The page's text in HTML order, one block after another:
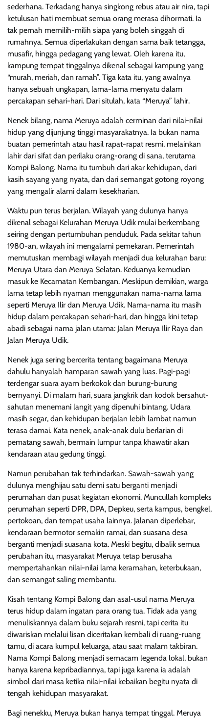
sederhana. Terkadang hanya singkong rebus atau air nira, tapi
ketulusan hati membuat semua orang merasa dihormati. Ia
tak pernah memilih-milih siapa yang boleh singgah di
rumahnya. Semua diperlakukan dengan sama baik tetangga,
musafir, hingga pedagang yang lewat. Oleh karena itu,
kampung tempat tinggalnya dikenal sebagai kampung yang
“murah, meriah, dan ramah”. Tiga kata itu, yang awalnya
hanya sebuah ungkapan, lama-lama menyatu dalam
percakapan sehari-hari. Dari situlah, kata “Meruya” lahir.
Nenek bilang, nama Meruya adalah cerminan dari nilai-nilai
hidup yang dijunjung tinggi masyarakatnya. Ia bukan nama
buatan pemerintah atau hasil rapat-rapat resmi, melainkan
lahir dari sifat dan perilaku orang-orang di sana, terutama
Kompi Balong. Nama itu tumbuh dari akar kehidupan, dari
kasih sayang yang nyata, dan dari semangat gotong royong
yang mengalir alami dalam kesekharian.
Waktu pun terus berjalan. Wilayah yang dulunya hanya
dikenal sebagai Kelurahan Meruya Udik mulai berkembang
seiring dengan pertumbuhan penduduk. Pada sekitar tahun
1980-an, wilayah ini mengalami pemekaran. Pemerintah
memutuskan membagi wilayah menjadi dua kelurahan baru:
Meruya Utara dan Meruya Selatan. Keduanya kemudian
masuk ke Kecamatan Kembangan. Meskipun demikian, warga
lama tetap lebih nyaman menggunakan nama-nama lama
seperti Meruya Ilir dan Meruya Udik. Nama-nama itu masih
hidup dalam percakapan sehari-hari, dan hingga kini tetap
abadi sebagai nama jalan utama: Jalan Meruya Ilir Raya dan
Jalan Meruya Udik.
Nenek juga sering bercerita tentang bagaimana Meruya
dahulu hanyalah hamparan sawah yang luas. Pagi-pagi
terdengar suara ayam berkokok dan burung-burung
bernyanyi. Di malam hari, suara jangkrik dan kodok bersahut-
sahutan menemani langit yang dipenuhi bintang. Udara
masih segar, dan kehidupan berjalan lebih lambat namun
terasa damai. Kata nenek, anak-anak dulu berlarian di
pematang sawah, bermain lumpur tanpa khawatir akan
kendaraan atau gedung tinggi.
Namun perubahan tak terhindarkan. Sawah-sawah yang
dulunya menghijau satu demi satu berganti menjadi
perumahan dan pusat kegiatan ekonomi. Muncullah kompleks
perumahan seperti DPR, DPA, Depkeu, serta kampus, bengkel,
pertokoan, dan tempat usaha lainnya. Jalanan diperlebar,
kendaraan bermotor semakin ramai, dan suasana desa
berganti menjadi suasana kota. Meski begitu, dibalik semua
perubahan itu, masyarakat Meruya tetap berusaha
mempertahankan nilai-nilai lama keramahan, keterbukaan,
dan semangat saling membantu.
Kisah tentang Kompi Balong dan asal-usul nama Meruya
terus hidup dalam ingatan para orang tua. Tidak ada yang
menuliskannya dalam buku sejarah resmi, tapi cerita itu
diwariskan melalui lisan diceritakan kembali di ruang-ruang
tamu, di acara kumpul keluarga, atau saat malam takbiran.
Nama Kompi Balong menjadi semacam legenda lokal, bukan
hanya karena kepribadiannya, tapi juga karena ia adalah
simbol dari masa ketika nilai-nilai kebaikan begitu nyata di
tengah kehidupan masyarakat.
Bagi nenekku, Meruya bukan hanya tempat tinggal. Meruya